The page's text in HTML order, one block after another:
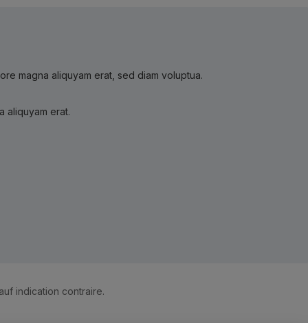
magna aliquyam erat, sed diam voluptua.
aliquyam erat.
indication contraire.